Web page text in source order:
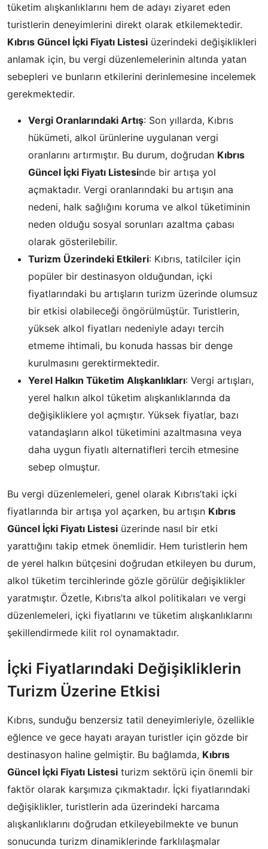
tüketim alışkanlıklarını hem de adayı ziyaret eden
turistlerin deneyimlerini direkt olarak etkilemektedir.
Kıbrıs Güncel İçki Fiyatı Listesi üzerindeki değişiklikleri
anlamak için, bu vergi düzenlemelerinin altında yatan
sebepleri ve bunların etkilerini derinlemesine incelemek
gerekmektedir.
Vergi Oranlarındaki Artış: Son yıllarda, Kıbrıs
hükümeti, alkol ürünlerine uygulanan vergi
oranlarını artırmıştır. Bu durum, doğrudan Kıbrıs
Güncel İçki Fiyatı Listesinde bir artışa yol
açmaktadır. Vergi oranlarındaki bu artışın ana
nedeni, halk sağlığını koruma ve alkol tüketiminin
neden olduğu sosyal sorunları azaltma çabası
olarak gösterilebilir.
Turizm Üzerindeki Etkileri: Kıbrıs, tatilciler için
popüler bir destinasyon olduğundan, içki
fiyatlarındaki bu artışların turizm üzerinde olumsuz
bir etkisi olabileceği öngörülmüştür. Turistlerin,
yüksek alkol fiyatları nedeniyle adayı tercih
etmeme ihtimali, bu konuda hassas bir denge
kurulmasını gerektirmektedir.
Yerel Halkın Tüketim Alışkanlıkları: Vergi artışları,
yerel halkın alkol tüketim alışkanlıklarında da
değişikliklere yol açmıştır. Yüksek fiyatlar, bazı
vatandaşların alkol tüketimini azaltmasına veya
daha uygun fiyatlı alternatifleri tercih etmesine
sebep olmuştur.
Bu vergi düzenlemeleri, genel olarak Kıbrıs’taki içki
fiyatlarında bir artışa yol açarken, bu artışın Kıbrıs
Güncel İçki Fiyatı Listesi üzerinde nasıl bir etki
yarattığını takip etmek önemlidir. Hem turistlerin hem
de yerel halkın bütçesini doğrudan etkileyen bu durum,
alkol tüketim tercihlerinde gözle görülür değişiklikler
yaratmıştır. Özetle, Kıbrıs’ta alkol politikaları ve vergi
düzenlemeleri, içki fiyatlarını ve tüketim alışkanlıklarını
şekillendirmede kilit rol oynamaktadır.
İçki Fiyatlarındaki Değişikliklerin
Turizm Üzerine Etkisi
Kıbrıs, sunduğu benzersiz tatil deneyimleriyle, özellikle
eğlence ve gece hayatı arayan turistler için gözde bir
destinasyon haline gelmiştir. Bu bağlamda, Kıbrıs
Güncel İçki Fiyatı Listesi turizm sektörü için önemli bir
faktör olarak karşımıza çıkmaktadır. İçki fiyatlarındaki
değişiklikler, turistlerin ada üzerindeki harcama
alışkanlıklarını doğrudan etkileyebilmekte ve bunun
sonucunda turizm dinamiklerinde farklılaşmalar